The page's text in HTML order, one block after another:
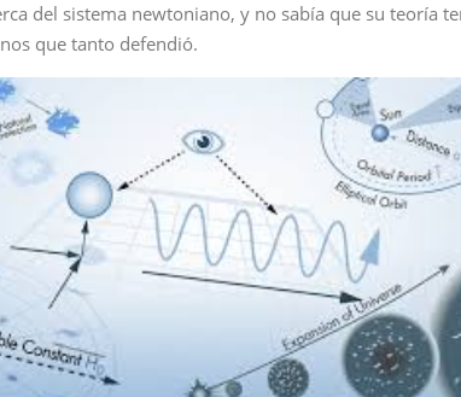
del sistema newtoniano, y no sabía que su teoría
que tanto defendió.